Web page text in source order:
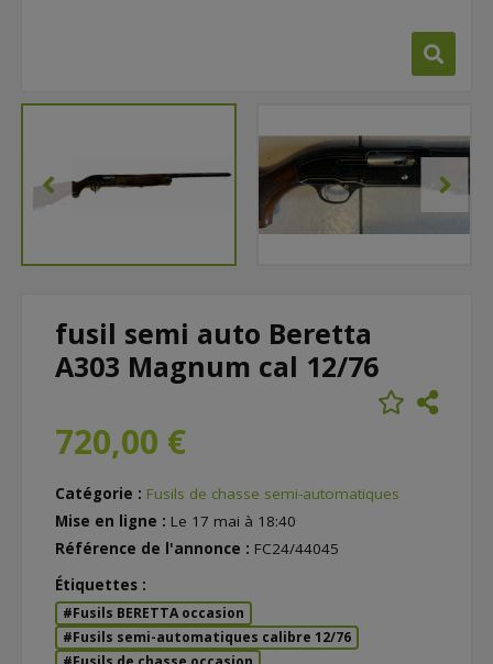
fusil semi auto Beretta
A303 Magnum cal 12/76
720,00 €
Catégorie : Fusils de chasse semi-automatiques
Mise en ligne : Le 17 mai à 18:40
Référence de l'annonce : FC24/44045
Étiquettes :
#Fusils BERETTA occasion
#Fusils semi-automatiques calibre 12/76